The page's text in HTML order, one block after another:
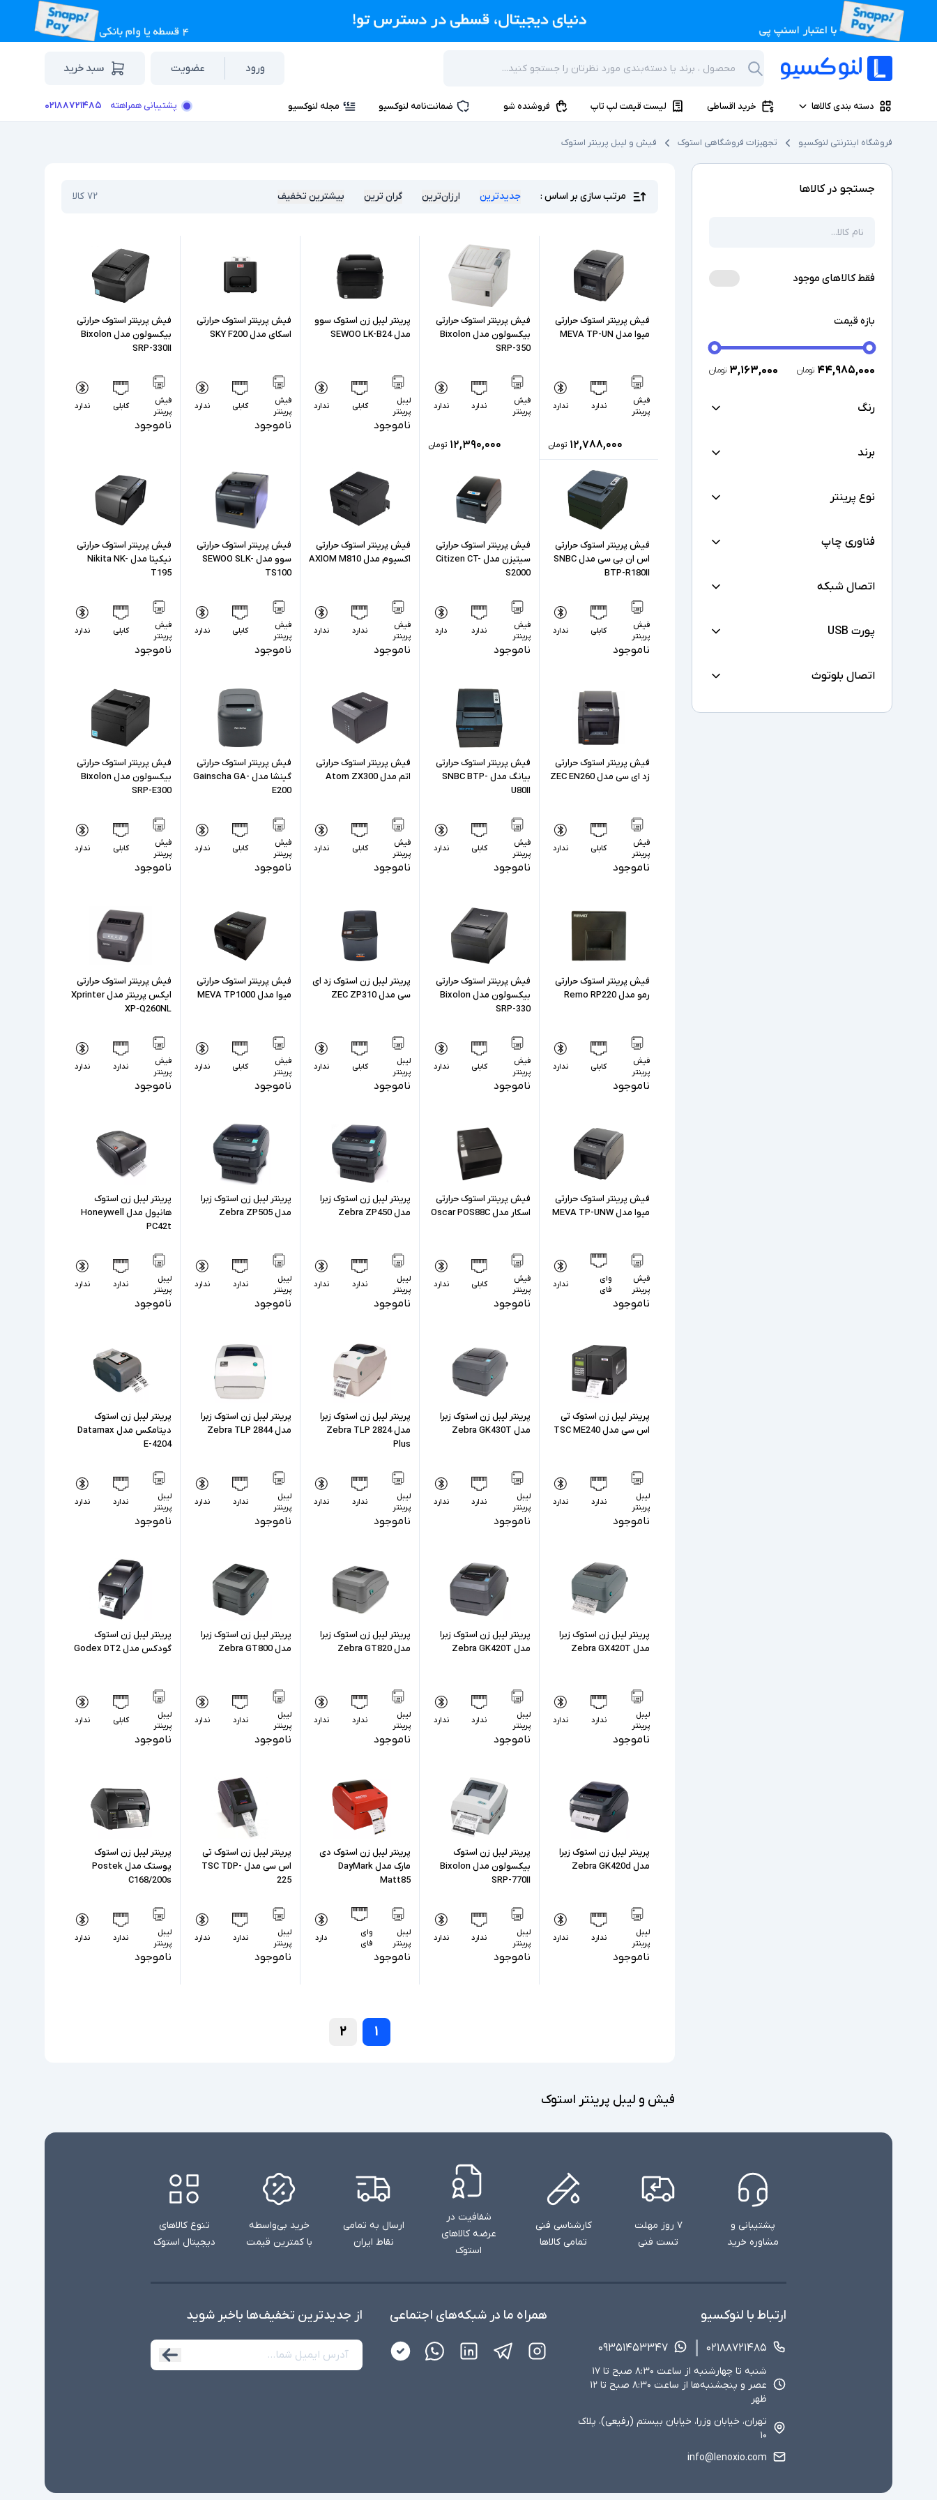
ورود عضویت سبد خرید
دسته بندی کالاها خرید اقساطی لیست قیمت لپ تاپ فروشنده شو ضمانت‌نامه لنوکسیو مجله لنوکسیو پشتیبانی همراهته ۰۲۱۸۸۷۲۱۴۸۵
فروشگاه اینترنتی لنوکسیو تجهیزات فروشگاهی استوک فیش و لیبل پرینتر استوک
جستجو در کالاها
فقط کالاهای موجود
بازه قیمت
۴۴,۹۸۵,۰۰۰ تومان ۳,۱۶۳,۰۰۰ تومان
رنگ
برند
نوع پرینتر
فناوری چاپ
اتصال شبکه
پورت USB
اتصال بلوتوث
مرتب سازی بر اساس : جدیدترین ارزان‌ترین گران ترین بیشترین تخفیف ۷۲ کالا
فیش پرینتر استوک حرارتی
میوا مدل MEVA TP-UN
فیش
پرینتر
ندارد ندارد
۱۲,۷۸۸,۰۰۰ تومان
فیش پرینتر استوک حرارتی
بیکسولون مدل Bixolon
SRP-350
فیش
پرینتر
ندارد ندارد
۱۲,۳۹۰,۰۰۰ تومان
پرینتر لیبل زن استوک سوو
مدل SEWOO LK-B24
لیبل
پرینتر
کابلی ندارد
ناموجود
فیش پرینتر استوک حرارتی
اسکای مدل SKY F200
فیش
پرینتر
کابلی ندارد
ناموجود
فیش پرینتر استوک حرارتی
بیکسولون مدل Bixolon
SRP-330II
فیش
پرینتر
کابلی ندارد
ناموجود
فیش پرینتر استوک حرارتی
اس‌ ان‌ بی‌ سی مدل SNBC
BTP-R180II
فیش
پرینتر
کابلی ندارد
ناموجود
فیش پرینتر استوک حرارتی
سیتیزن مدل Citizen CT-
S2000
فیش
پرینتر
ندارد دارد
ناموجود
فیش پرینتر استوک حرارتی
اکسیوم مدل AXIOM M810
فیش
پرینتر
ندارد ندارد
ناموجود
فیش پرینتر استوک حرارتی
سوو مدل SEWOO SLK-
TS100
فیش
پرینتر
کابلی ندارد
ناموجود
فیش پرینتر استوک حرارتی
نیکیتا مدل Nikita NK-
T195
فیش
پرینتر
کابلی ندارد
ناموجود
فیش پرینتر استوک حرارتی
زد ای سی مدل ZEC EN260
فیش
پرینتر
کابلی ندارد
ناموجود
فیش پرینتر استوک حرارتی
بیانگ مدل SNBC BTP-
U80II
فیش
پرینتر
کابلی ندارد
ناموجود
فیش پرینتر استوک حرارتی
اتم مدل Atom ZX300
فیش
پرینتر
کابلی ندارد
ناموجود
فیش پرینتر استوک حرارتی
گینشا مدل Gainscha GA-
E200
فیش
پرینتر
کابلی ندارد
ناموجود
فیش پرینتر استوک حرارتی
بیکسولون مدل Bixolon
SRP-E300
فیش
پرینتر
کابلی ندارد
ناموجود
فیش پرینتر استوک حرارتی
رمو مدل Remo RP220
فیش
پرینتر
کابلی ندارد
ناموجود
فیش پرینتر استوک حرارتی
بیکسولون مدل Bixolon
SRP-330
فیش
پرینتر
کابلی ندارد
ناموجود
پرینتر لیبل زن استوک زد ای
سی مدل ZEC ZP310
لیبل
پرینتر
کابلی ندارد
ناموجود
فیش پرینتر استوک حرارتی
میوا مدل MEVA TP1000
فیش
پرینتر
کابلی ندارد
ناموجود
فیش پرینتر استوک حرارتی
ایکس پرینتر مدل Xprinter
XP-Q260NL
فیش
پرینتر
ندارد ندارد
ناموجود
فیش پرینتر استوک حرارتی
میوا مدل MEVA TP-UNW
فیش
پرینتر
وای
فای
ندارد
ناموجود
فیش پرینتر استوک حرارتی
اسکار مدل Oscar POS88C
فیش
پرینتر
کابلی ندارد
ناموجود
پرینتر لیبل زن استوک زبرا
مدل Zebra ZP450
لیبل
پرینتر
ندارد ندارد
ناموجود
پرینتر لیبل زن استوک زبرا
مدل Zebra ZP505
لیبل
پرینتر
ندارد ندارد
ناموجود
پرینتر لیبل زن استوک
هانیول مدل Honeywell
PC42t
لیبل
پرینتر
ندارد ندارد
ناموجود
پرینتر لیبل زن استوک تی
اس سی مدل TSC ME240
لیبل
پرینتر
ندارد ندارد
ناموجود
پرینتر لیبل زن استوک زبرا
مدل Zebra GK430T
لیبل
پرینتر
ندارد ندارد
ناموجود
پرینتر لیبل زن استوک زبرا
مدل Zebra TLP 2824
Plus
لیبل
پرینتر
ندارد ندارد
ناموجود
پرینتر لیبل زن استوک زبرا
مدل Zebra TLP 2844
لیبل
پرینتر
ندارد ندارد
ناموجود
پرینتر لیبل زن استوک
دیتامکس مدل Datamax
E-4204
لیبل
پرینتر
ندارد ندارد
ناموجود
پرینتر لیبل زن استوک زبرا
مدل Zebra GX420T
لیبل
پرینتر
ندارد ندارد
ناموجود
پرینتر لیبل زن استوک زبرا
مدل Zebra GK420T
لیبل
پرینتر
ندارد ندارد
ناموجود
پرینتر لیبل زن استوک زبرا
مدل Zebra GT820
لیبل
پرینتر
ندارد ندارد
ناموجود
پرینتر لیبل زن استوک زبرا
مدل Zebra GT800
لیبل
پرینتر
ندارد ندارد
ناموجود
پرینتر لیبل زن استوک
گودکس مدل Godex DT2
لیبل
پرینتر
کابلی ندارد
ناموجود
پرینتر لیبل زن استوک زبرا
مدل Zebra GK420d
لیبل
پرینتر
ندارد ندارد
ناموجود
پرینتر لیبل زن استوک
بیکسولون مدل Bixolon
SRP-770II
لیبل
پرینتر
ندارد ندارد
ناموجود
پرینتر لیبل زن استوک دی
مارک مدل DayMark
Matt85
لیبل
پرینتر
وای
فای
دارد
ناموجود
پرینتر لیبل زن استوک تی
اس سی مدل TSC TDP-
225
لیبل
پرینتر
ندارد ندارد
ناموجود
پرینتر لیبل زن استوک
پوستک مدل Postek
C168/200s
لیبل
پرینتر
ندارد ندارد
ناموجود
۱ ۲
فیش و لیبل پرینتر استوک
پشتیبانی و
مشاوره خرید
۷ روز مهلت
تست فنی
کارشناسی فنی
تمامی کالاها
شفافیت در
عرضه کالاهای
استوک
ارسال به تمامی
نقاط ایران
خرید بی‌واسطه
با کمترین قیمت
تنوع کالاهای
دیجیتال استوک
ارتباط با لنوکسیو
۰۲۱۸۸۷۲۱۴۸۵ ۰۹۳۵۱۴۵۳۳۴۷
شنبه تا چهارشنبه از ساعت ۸:۳۰ صبح تا ۱۷
عصر و پنجشنبه‌ها از ساعت ۸:۳۰ صبح تا ۱۲
ظهر
تهران، خیابان وزرا، خیابان بیستم (رفیعی)، پلاک
۱۰
info@lenoxio.com
همراه ما در شبکه‌های اجتماعی از جدید‌ترین تخفیف‌ها با‌خبر شوید